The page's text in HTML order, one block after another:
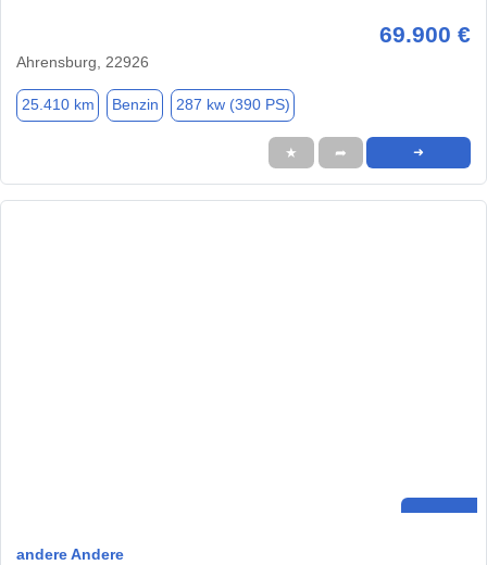
69.900 €
Ahrensburg, 22926
25.410 km Benzin 287 kw (390 PS)
★ ➦ ➜
andere Andere